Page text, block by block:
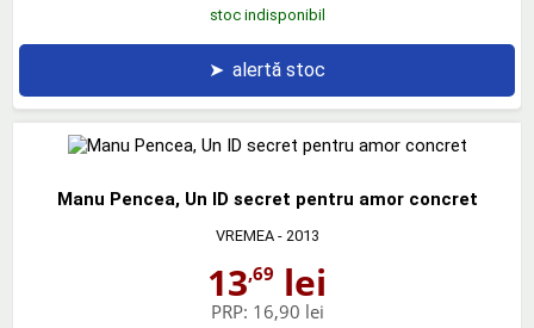
stoc indisponibil
➤ alertă stoc
Manu Pencea, Un ID secret pentru amor concret
VREMEA- 2013
13,69 lei
PRP: 16,90 lei